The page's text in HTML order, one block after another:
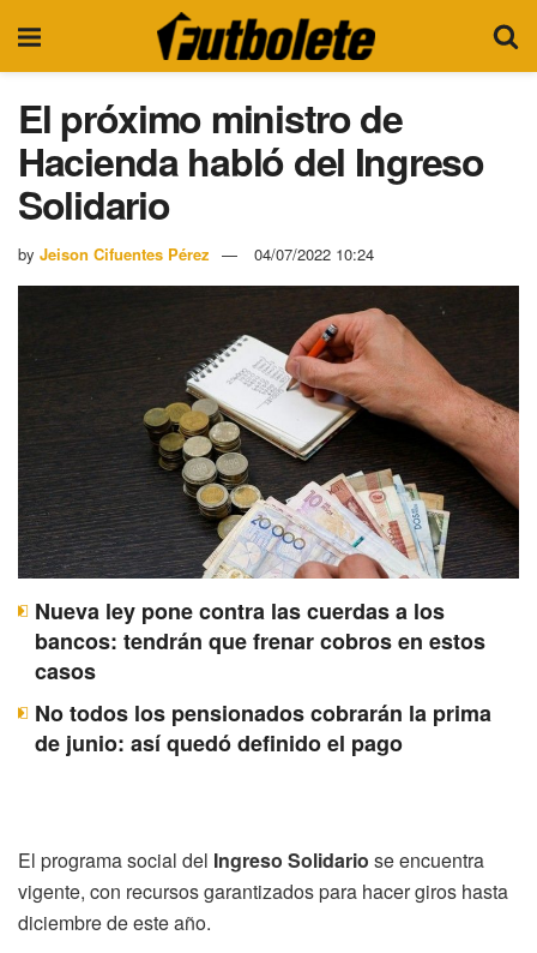
El próximo ministro de
Hacienda habló del Ingreso
Solidario
by Jeison Cifuentes Pérez 04/07/2022 10:24
Nueva ley pone contra las cuerdas a los
bancos: tendrán que frenar cobros en estos
casos
No todos los pensionados cobrarán la prima
de junio: así quedó definido el pago
El programa social del Ingreso Solidario se encuentra
vigente, con recursos garantizados para hacer giros hasta
diciembre de este año.